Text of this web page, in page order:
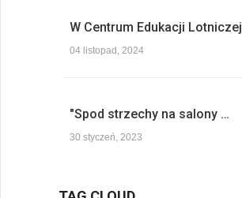
W Centrum Edukacji Lotniczej
04 listopad, 2024
"Spod strzechy na salony …
30 styczeń, 2023